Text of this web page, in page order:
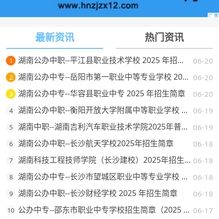
最新资讯 热门资讯
1 06-20
湖南公办中职--平江县职业技术学校 2025 年招生简章
2 06-20
湖南公办中专--岳阳市第一职业中等专业学校 2025 年招生简章
3 06-20
湖南公办中专--华容县职业中专 2025 年招生简章
4 06-19
湖南公办中职--衡阳开放大学附属中等职业学校 2025 年招生简章
5 06-19
湖南中职--湖南吉利汽车职业技术学院2025年普通高校招生章程
6 06-18
湖南公办中职--长沙航天学校2025年招生简章
7 06-18
湖南科技工程技师学院（长沙建校）2025年招生简章
8 06-18
湖南公办中专--长沙市望城区职业中等专业学校 2025 年招生简章
9 06-18
湖南公办中职--长沙财经学校 2025 年招生简章
10 06-17
公办中专--邵东市职业中专学校招生简章（2025 年）